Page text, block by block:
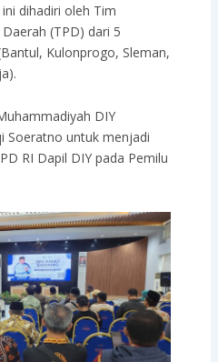
dihadiri oleh Tim
(TPD) dari 5
Kulonprogo, Sleman,
DIY
Soeratno untuk menjadi
RI Dapil DIY pada Pemilu